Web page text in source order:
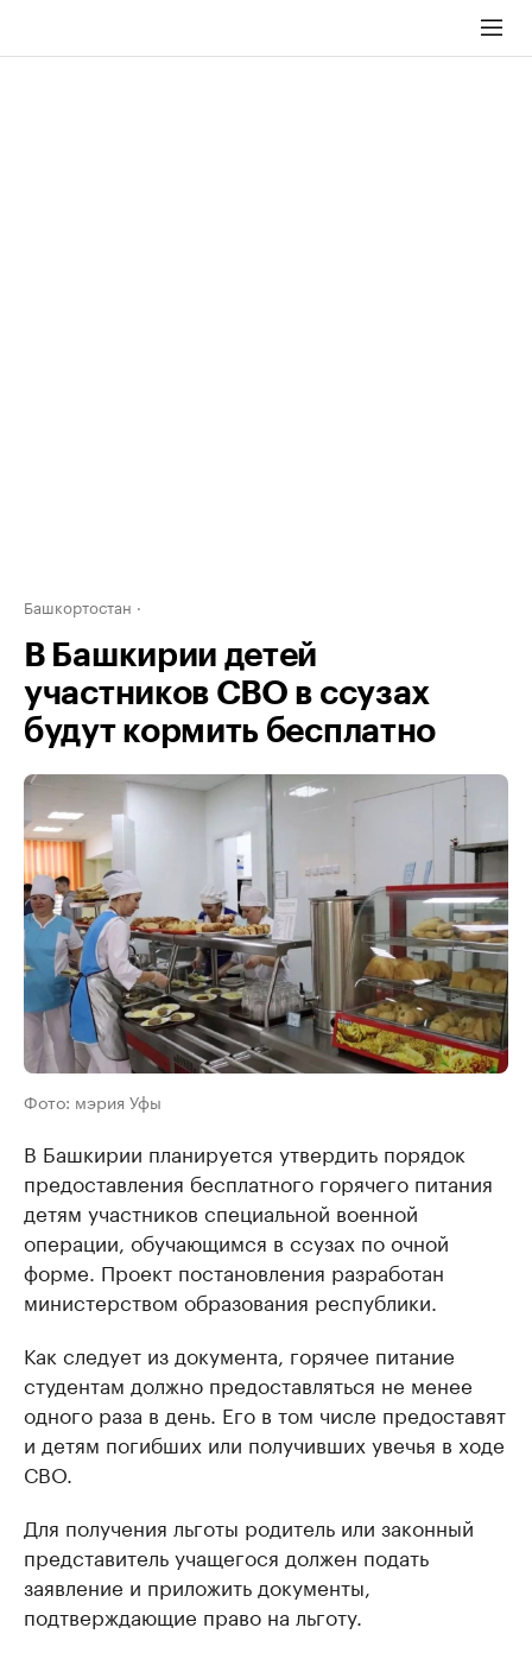
Башкортостан
В Башкирии детей
участников СВО в ссузах
будут кормить бесплатно
Фото: мэрия Уфы
В Башкирии планируется утвердить порядок
предоставления бесплатного горячего питания
детям участников специальной военной
операции, обучающимся в ссузах по очной
форме. Проект постановления разработан
министерством образования республики.
Как следует из документа, горячее питание
студентам должно предоставляться не менее
одного раза в день. Его в том числе предоставят
и детям погибших или получивших увечья в ходе
СВО.
Для получения льготы родитель или законный
представитель учащегося должен подать
заявление и приложить документы,
подтверждающие право на льготу.